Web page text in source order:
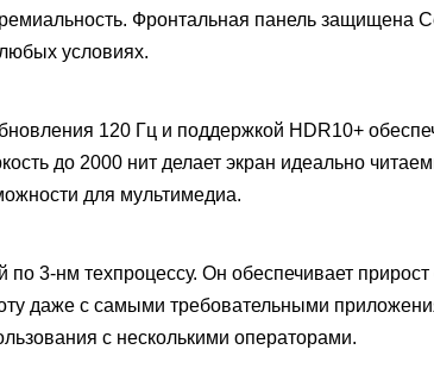
Фронтальная панель защищена
условиях.
120 Гц и поддержкой HDR10+
до 2000 нит делает экран идеально
для мультимедиа.
по 3-нм техпроцессу. Он обеспечивает прирост
даже с самыми требовательными
с несколькими операторами.